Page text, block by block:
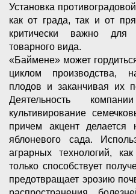
Установка
как от града, так и от
критически важно для
товарного вида.
«Баймене» может
циклом производства,
плодов и заканчивая их
Деятельность
культивирование
причем акцент делается
яблоневого сада.
аграрных технологий,
только способствует
предотвращает эрозию